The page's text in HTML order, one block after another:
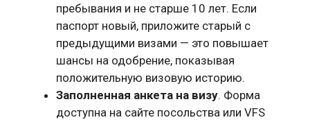
пребывания и не старше 10 лет. Если
паспорт новый, приложите старый с
предыдущими визами — это повышает
шансы на одобрение, показывая
положительную визовую историю.
Заполненная анкета на визу. Форма
доступна на сайте посольства или VFS